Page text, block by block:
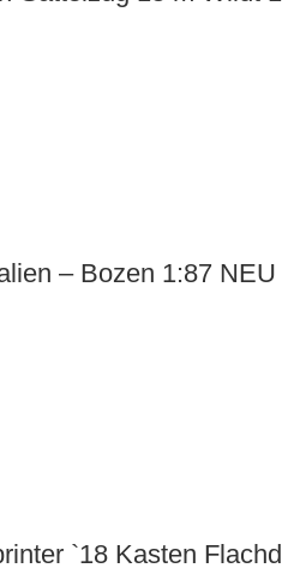
– Bozen 1:87
`18 Kasten